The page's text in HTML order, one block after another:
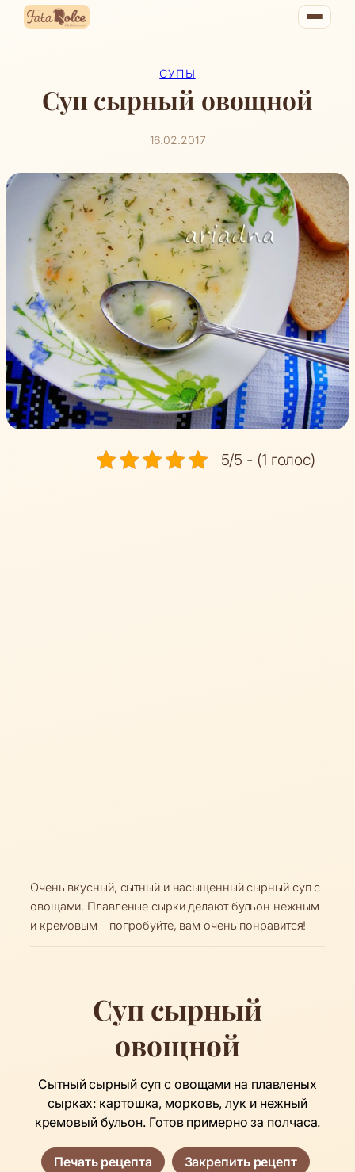
Перейти
СУПЫ
Суп сырный овощной
16.02.2017
5/5 - (1 голос)
Очень вкусный, сытный и насыщенный сырный суп с
овощами. Плавленые сырки делают бульон нежным
и кремовым - попробуйте, вам очень понравится!
Суп сырный
овощной
Сытный сырный суп с овощами на плавленых
сырках: картошка, морковь, лук и нежный
кремовый бульон. Готов примерно за полчаса.
Печать рецепта Закрепить рецепт